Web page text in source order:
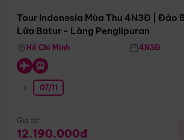
Tour Indonesia Mùa Thu 4N3Đ | Đảo
Lửa Batur - Làng Penglipuran
Hồ Chí Minh 4N3Đ
07/11
Giá từ:
12.190.000đ